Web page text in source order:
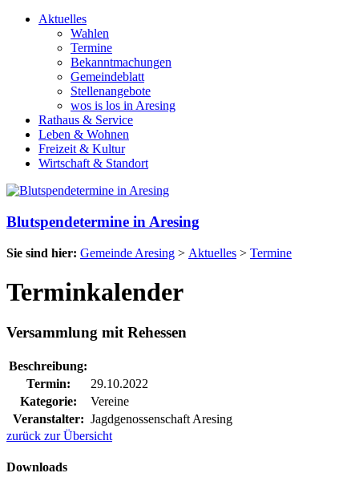
Aktuelles
Wahlen
Termine
Bekanntmachungen
Gemeindeblatt
Stellenangebote
wos is los in Aresing
Rathaus & Service
Leben & Wohnen
Freizeit & Kultur
Wirtschaft & Standort
Blutspendetermine in Aresing
Sie sind hier: Gemeinde Aresing > Aktuelles > Termine
Terminkalender
Versammlung mit Rehessen
Beschreibung:
Termin:
29.10.2022
Kategorie:
Vereine
Veranstalter: Jagdgenossenschaft Aresing
zurück zur Übersicht
Downloads